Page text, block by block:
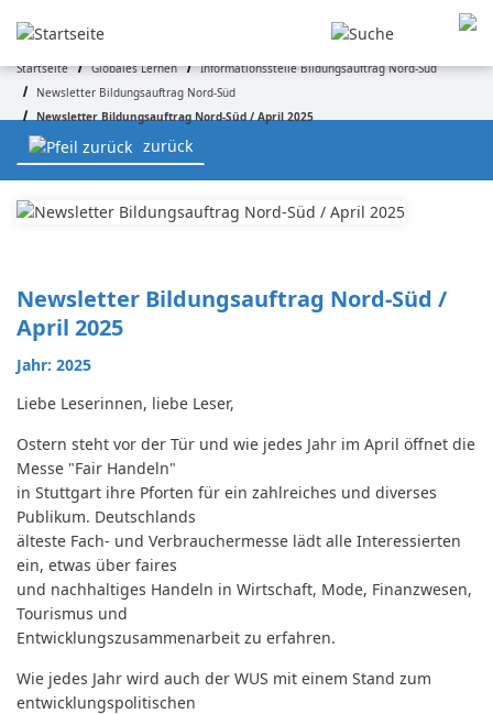
zum
Pfadnavigation
Startseite Globales Lernen
Informationsstelle Bildungsauftrag Nord-Süd
Newsletter Bildungsauftrag Nord-Süd
Newsletter Bildungsauftrag Nord-Süd / April 2025
zurück
Newsletter Bildungsauftrag Nord-Süd /
April 2025
Jahr: 2025
Liebe Leserinnen, liebe Leser,
Ostern steht vor der Tür und wie jedes Jahr im April öffnet die
Messe "Fair Handeln"
in Stuttgart ihre Pforten für ein zahlreiches und diverses
Publikum. Deutschlands
älteste Fach- und Verbrauchermesse lädt alle Interessierten
ein, etwas über faires
und nachhaltiges Handeln in Wirtschaft, Mode, Finanzwesen,
Tourismus und
Entwicklungszusammenarbeit zu erfahren.
Wie jedes Jahr wird auch der WUS mit einem Stand zum
entwicklungspolitischen